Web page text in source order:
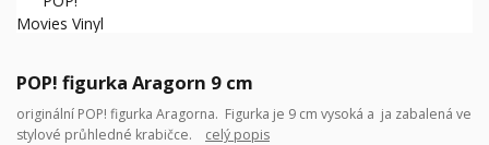
POP! figurka Aragorn 9 cm
originální POP! figurka Aragorna. Figurka je 9 cm vysoká a ja zabalená ve
stylové průhledné krabičce. celý popis